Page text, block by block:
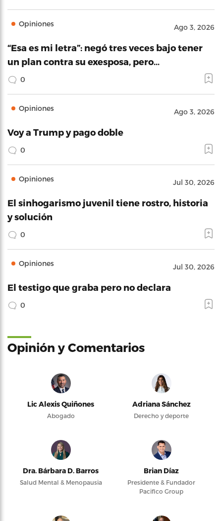
Opiniones Ago 3, 2026
“Esa es mi letra”: negó tres veces bajo tener
un plan contra su exesposa, pero…
0
Opiniones Ago 3, 2026
Voy a Trump y pago doble
0
Opiniones Jul 30, 2026
El sinhogarismo juvenil tiene rostro, historia
y solución
0
Opiniones Jul 30, 2026
El testigo que graba pero no declara
0
Opinión y Comentarios
Lic Alexis Quiñones
Abogado
Adriana Sánchez
Derecho y deporte
Dra. Bárbara D. Barros
Salud Mental & Menopausia
Brian Díaz
Presidente & Fundador
Pacifico Group